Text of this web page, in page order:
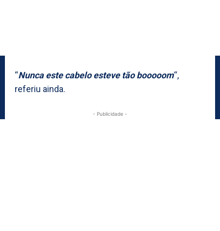
“Nunca este cabelo esteve tão booooom“,
referiu ainda.
- Publicidade -